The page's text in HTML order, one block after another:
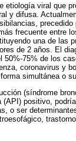
etiología viral que
y difusa.
frecuente entre
una de las
de 2 años. El
75% de los
coronavirus y
simultánea o
(síndrome
positivo,
o ser